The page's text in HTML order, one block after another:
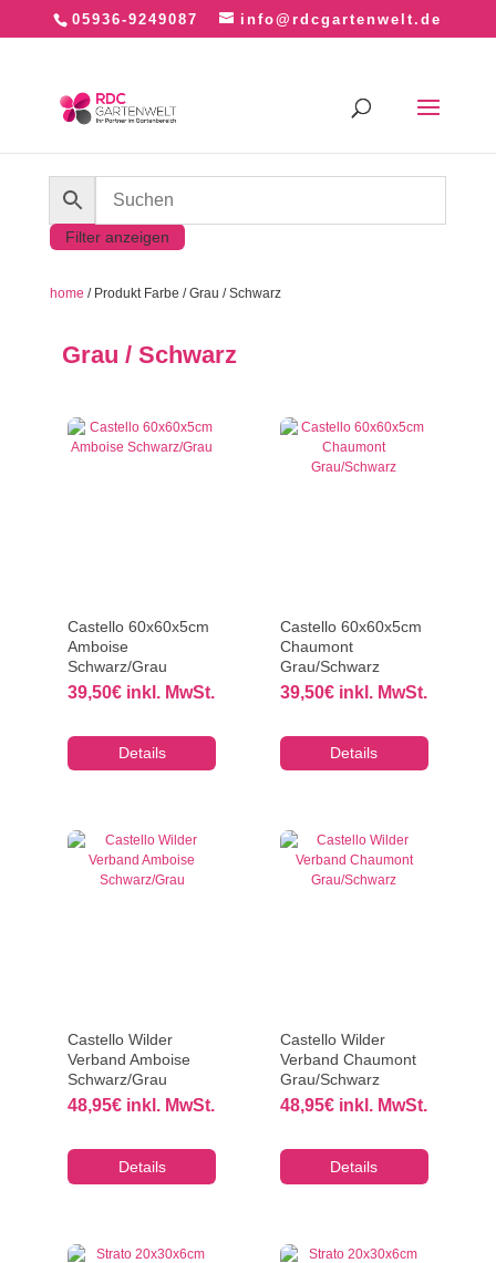
05936-9249087 info@rdcgartenwelt.de
Filter anzeigen
home / Produkt Farbe / Grau / Schwarz
Grau / Schwarz
Castello 60x60x5cm
Amboise
Schwarz/Grau
39,50€ inkl. MwSt.
Details
Castello 60x60x5cm
Chaumont
Grau/Schwarz
39,50€ inkl. MwSt.
Details
Castello Wilder
Verband Amboise
Schwarz/Grau
48,95€ inkl. MwSt.
Details
Castello Wilder
Verband Chaumont
Grau/Schwarz
48,95€ inkl. MwSt.
Details